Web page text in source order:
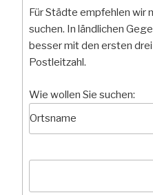
Für Städte empfehlen wir
suchen. In ländlichen
besser mit den ersten
Postleitzahl.
Wie wollen Sie suchen: